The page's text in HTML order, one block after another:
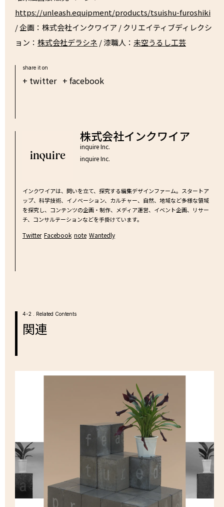
https://unleash.equipment/products/tsuishu-furoshiki
/ 企画：株式会社インクワイア / クリエイティブディレクシ
ョン： 株式会社デラシネ / 漆職人： 未空うるし工芸
share it on
+ twitter + facebook
株式会社インクワイア
inquire Inc.
inquire Inc.
インクワイアは、問いを立て、探究する編集デザインファーム。スタートア
ップ、科学技術、イノベーション、カルチャー、自然、地域など多様な領域
を探究し、コンテンツの企画・制作、メディア運営、イベント企画、リサー
チ、コンサルテーションなどを手掛けています。
Twitter Facebook note Wantedly
4-2 . Related Contents
関連